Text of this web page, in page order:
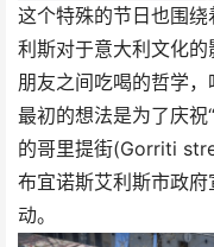
这个特殊的节日也围
利斯对于意大利文化
朋友之间吃喝的哲学，
最初的想法是为了庆祝
的哥里提街(Gorriti
布宜诺斯艾利斯市政
动。